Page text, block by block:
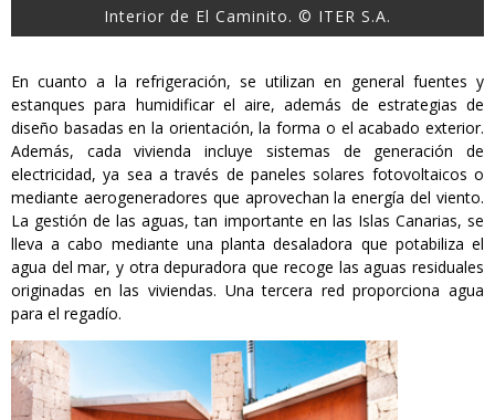
Interior de El Caminito. © ITER S.A.
En cuanto a la refrigeración, se utilizan en general fuentes y
estanques para humidificar el aire, además de estrategias de
diseño basadas en la orientación, la forma o el acabado exterior.
Además, cada vivienda incluye sistemas de generación de
electricidad, ya sea a través de paneles solares fotovoltaicos o
mediante aerogeneradores que aprovechan la energía del viento.
La gestión de las aguas, tan importante en las Islas Canarias, se
lleva a cabo mediante una planta desaladora que potabiliza el
agua del mar, y otra depuradora que recoge las aguas residuales
originadas en las viviendas. Una tercera red proporciona agua
para el regadío.